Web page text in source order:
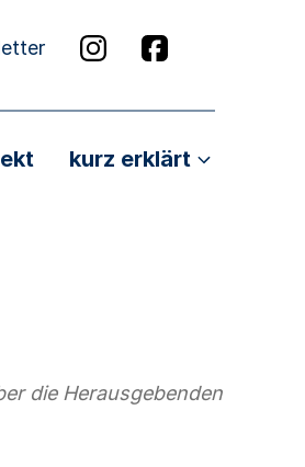
kurz erklärt
die Herausgebenden